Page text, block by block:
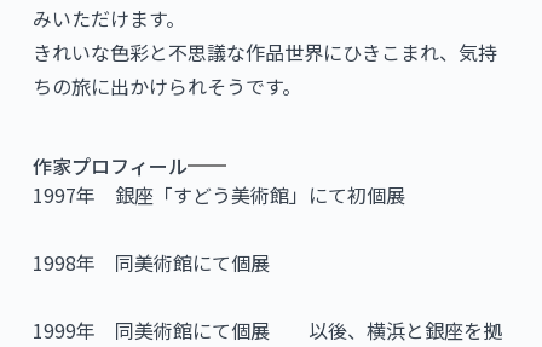
みいただけます。
きれいな色彩と不思議な作品世界にひきこまれ、気持
ちの旅に出かけられそうです。
作家プロフィール
1997年 銀座「すどう美術館」にて初個展
1998年 同美術館にて個展
1999年 同美術館にて個展 以後、横浜と銀座を拠